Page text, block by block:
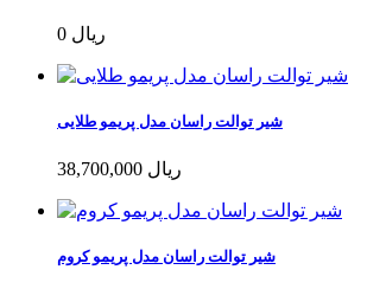
0 ریال
شیر توالت راسان مدل پریمو طلایی
38,700,000 ریال
شیر توالت راسان مدل پریمو کروم